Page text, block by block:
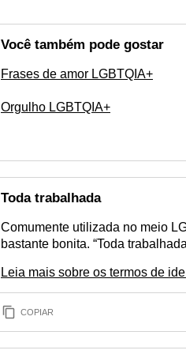
Você também pode gostar
Frases de amor LGBTQIA+
Orgulho LGBTQIA+
Toda trabalhada
Comumente utilizada no meio
bastante bonita. “Toda
Leia mais sobre os termos de
COPIAR